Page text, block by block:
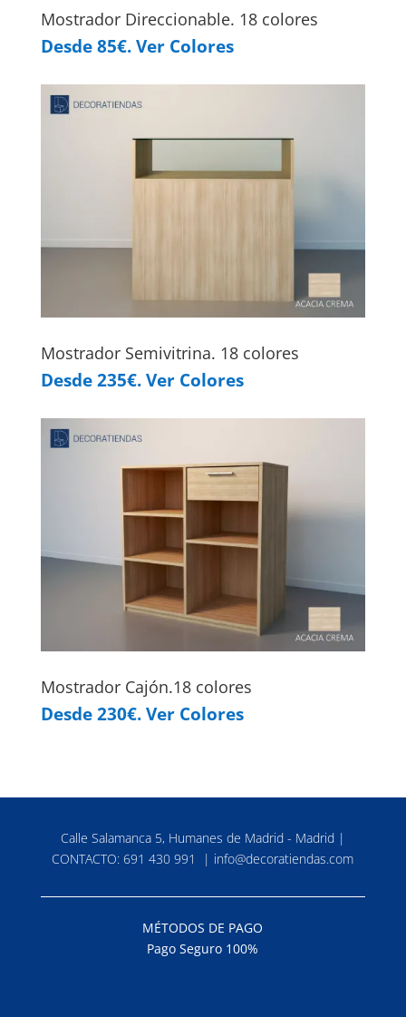
Mostrador Direccionable. 18 colores
Desde 85€. Ver Colores
Mostrador Semivitrina. 18 colores
Desde 235€. Ver Colores
Mostrador Cajón.18 colores
Desde 230€. Ver Colores
Calle Salamanca 5, Humanes de Madrid - Madrid |
CONTACTO:691 430 991 | info@decoratiendas.com
MÉTODOS DE PAGO
Pago Seguro 100%